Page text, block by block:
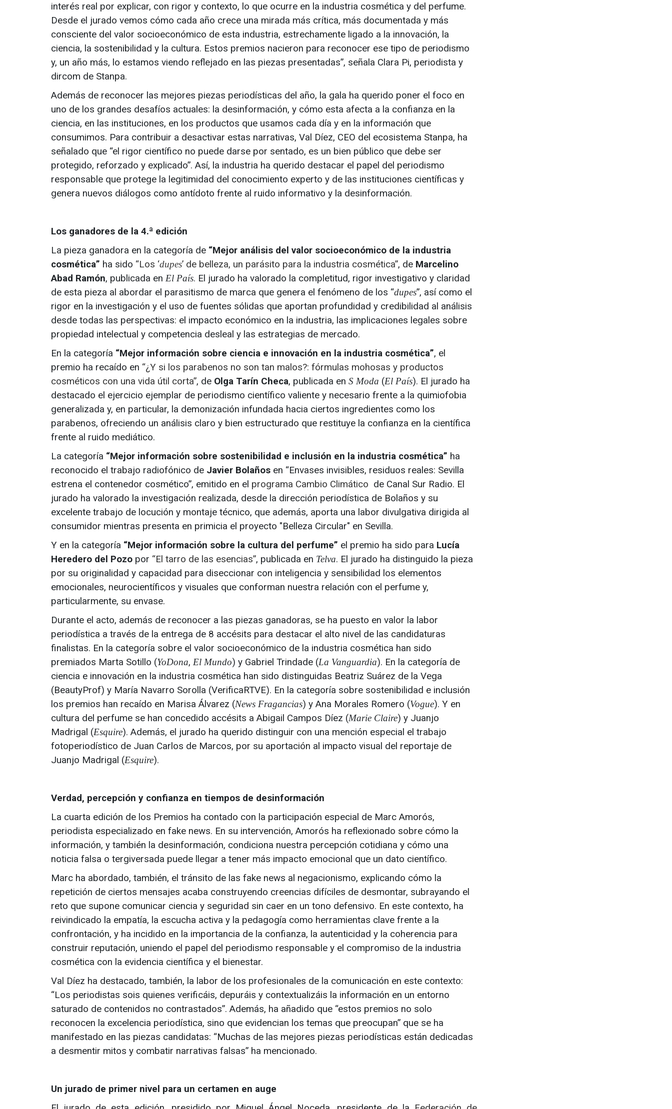
interés real por explicar, con rigor y contexto, lo que ocurre en la industria cosmética y del perfume.
Desde el jurado vemos cómo cada año crece una mirada más crítica, más documentada y más
consciente del valor socioeconómico de esta industria, estrechamente ligado a la innovación, la
ciencia, la sostenibilidad y la cultura. Estos premios nacieron para reconocer ese tipo de periodismo
y, un año más, lo estamos viendo reflejado en las piezas presentadas”, señala Clara Pi, periodista y
dircom de Stanpa.
Además de reconocer las mejores piezas periodísticas del año, la gala ha querido poner el foco en
uno de los grandes desafíos actuales: la desinformación, y cómo esta afecta a la confianza en la
ciencia, en las instituciones, en los productos que usamos cada día y en la información que
consumimos. Para contribuir a desactivar estas narrativas, Val Díez, CEO del ecosistema Stanpa, ha
señalado que “el rigor científico no puede darse por sentado, es un bien público que debe ser
protegido, reforzado y explicado”. Así, la industria ha querido destacar el papel del periodismo
responsable que protege la legitimidad del conocimiento experto y de las instituciones científicas y
genera nuevos diálogos como antídoto frente al ruido informativo y la desinformación.
Los ganadores de la 4.ª edición
La pieza ganadora en la categoría de “Mejor análisis del valor socioeconómico de la industria
cosmética” ha sido “Los ‘dupes’ de belleza, un parásito para la industria cosmética”, de Marcelino
Abad Ramón, publicada en El País. El jurado ha valorado la completitud, rigor investigativo y claridad
de esta pieza al abordar el parasitismo de marca que genera el fenómeno de los “dupes”, así como el
rigor en la investigación y el uso de fuentes sólidas que aportan profundidad y credibilidad al análisis
desde todas las perspectivas: el impacto económico en la industria, las implicaciones legales sobre
propiedad intelectual y competencia desleal y las estrategias de mercado.
En la categoría “Mejor información sobre ciencia e innovación en la industria cosmética”, el
premio ha recaído en “¿Y si los parabenos no son tan malos?: fórmulas mohosas y productos
cosméticos con una vida útil corta”, de Olga Tarín Checa, publicada en S Moda (El País). El jurado ha
destacado el ejercicio ejemplar de periodismo científico valiente y necesario frente a la quimiofobia
generalizada y, en particular, la demonización infundada hacia ciertos ingredientes como los
parabenos, ofreciendo un análisis claro y bien estructurado que restituye la confianza en la científica
frente al ruido mediático.
La categoría “Mejor información sobre sostenibilidad e inclusión en la industria cosmética” ha
reconocido el trabajo radiofónico de Javier Bolaños en “Envases invisibles, residuos reales: Sevilla
estrena el contenedor cosmético”, emitido en el programa Cambio Climático de Canal Sur Radio. El
jurado ha valorado la investigación realizada, desde la dirección periodística de Bolaños y su
excelente trabajo de locución y montaje técnico, que además, aporta una labor divulgativa dirigida al
consumidor mientras presenta en primicia el proyecto "Belleza Circular" en Sevilla.
Y en la categoría “Mejor información sobre la cultura del perfume” el premio ha sido para Lucía
Heredero del Pozo por “El tarro de las esencias”, publicada en Telva. El jurado ha distinguido la pieza
por su originalidad y capacidad para diseccionar con inteligencia y sensibilidad los elementos
emocionales, neurocientíficos y visuales que conforman nuestra relación con el perfume y,
particularmente, su envase.
Durante el acto, además de reconocer a las piezas ganadoras, se ha puesto en valor la labor
periodística a través de la entrega de 8 accésits para destacar el alto nivel de las candidaturas
finalistas. En la categoría sobre el valor socioeconómico de la industria cosmética han sido
premiados Marta Sotillo (YoDona, El Mundo) y Gabriel Trindade (La Vanguardia). En la categoría de
ciencia e innovación en la industria cosmética han sido distinguidas Beatriz Suárez de la Vega
(BeautyProf) y María Navarro Sorolla (VerificaRTVE). En la categoría sobre sostenibilidad e inclusión
los premios han recaído en Marisa Álvarez (News Fragancias) y Ana Morales Romero (Vogue). Y en
cultura del perfume se han concedido accésits a Abigail Campos Díez (Marie Claire) y Juanjo
Madrigal (Esquire). Además, el jurado ha querido distinguir con una mención especial el trabajo
fotoperiodístico de Juan Carlos de Marcos, por su aportación al impacto visual del reportaje de
Juanjo Madrigal (Esquire).
Verdad, percepción y confianza en tiempos de desinformación
La cuarta edición de los Premios ha contado con la participación especial de Marc Amorós,
periodista especializado en fake news. En su intervención, Amorós ha reflexionado sobre cómo la
información, y también la desinformación, condiciona nuestra percepción cotidiana y cómo una
noticia falsa o tergiversada puede llegar a tener más impacto emocional que un dato científico.
Marc ha abordado, también, el tránsito de las fake news al negacionismo, explicando cómo la
repetición de ciertos mensajes acaba construyendo creencias difíciles de desmontar, subrayando el
reto que supone comunicar ciencia y seguridad sin caer en un tono defensivo. En este contexto, ha
reivindicado la empatía, la escucha activa y la pedagogía como herramientas clave frente a la
confrontación, y ha incidido en la importancia de la confianza, la autenticidad y la coherencia para
construir reputación, uniendo el papel del periodismo responsable y el compromiso de la industria
cosmética con la evidencia científica y el bienestar.
Val Díez ha destacado, también, la labor de los profesionales de la comunicación en este contexto:
“Los periodistas sois quienes verificáis, depuráis y contextualizáis la información en un entorno
saturado de contenidos no contrastados”. Además, ha añadido que “estos premios no solo
reconocen la excelencia periodística, sino que evidencian los temas que preocupan” que se ha
manifestado en las piezas candidatas: “Muchas de las mejores piezas periodísticas están dedicadas
a desmentir mitos y combatir narrativas falsas” ha mencionado.
Un jurado de primer nivel para un certamen en auge